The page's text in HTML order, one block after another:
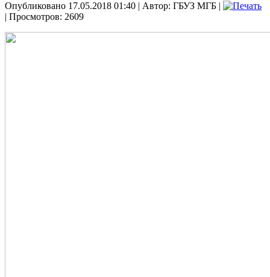
Опубликовано 17.05.2018 01:40 | Автор: ГБУЗ МГБ |
| Просмотров: 2609